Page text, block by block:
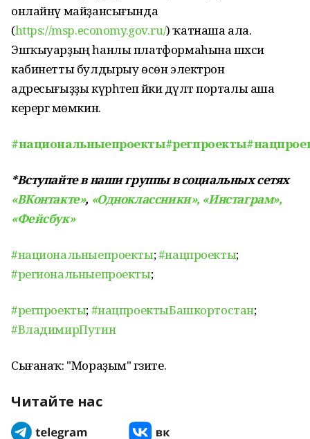
онлайнү майҙансығында
(https://msp.economy.gov.ru/) ҡатнаша ала.
Эшҡыуарҙың һанлы платформаһына шәхси
кабинетты булдырыу өсөн электрон
адресығыҙҙы күрһәтеп йәки дәүләт порталы аша
керергә мөмкин.
#национальныепроекты#регпроекты
*Вступайте в наши группы в социальных сетях
«ВКонтакте», «Одноклассники», «Инстаграм»,
«Фейсбук»
#национальныепроекты;#нацпроекты;
#региональныепроекты;
#регпроекты;#нацпроектыБашкортостан;
#ВладимирПутин
Сығанаҡ: "Мораҙым" гәзите.
Читайте нас